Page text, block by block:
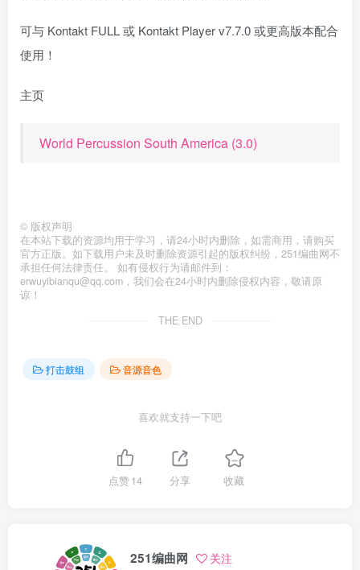
可与 Kontakt FULL 或 Kontakt Player v7.7.0 或更高版本配合
使用！
主页
World Percussion South America (3.0)
© 版权声明
在本站下载的资源均用于学习，请24小时内删除，如需商用，请购买
官方正版。如下载用户未及时删除资源引起的版权纠纷，251编曲网不
承担任何法律责任。 如有侵权行为请邮件到：
erwuyibianqu@qq.com，我们会在24小时内删除侵权内容，敬请原
谅！
THE END
打击鼓组 音源音色
喜欢就支持一下吧
点赞14 分享 收藏
251编曲网 关注